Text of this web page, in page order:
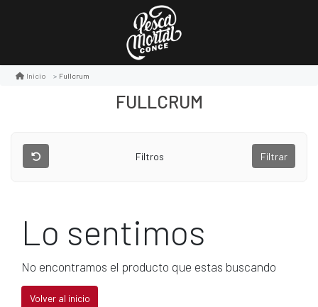
Inicio Fullcrum
FULLCRUM
Filtros Filtrar
Lo sentimos
No encontramos el producto que estas buscando
Volver al inicio